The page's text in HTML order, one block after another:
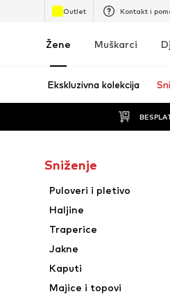
Outlet Kontakt i
Žene Muškarci
Ekskluzivna kolekcija
Sniženje
Puloveri i pletivo
Haljine
Traperice
Jakne
Kaputi
Majice i topovi